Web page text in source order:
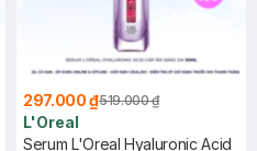
297.000 ₫519.000 ₫
L'Oreal
Serum L'Oreal Hyaluronic Acid